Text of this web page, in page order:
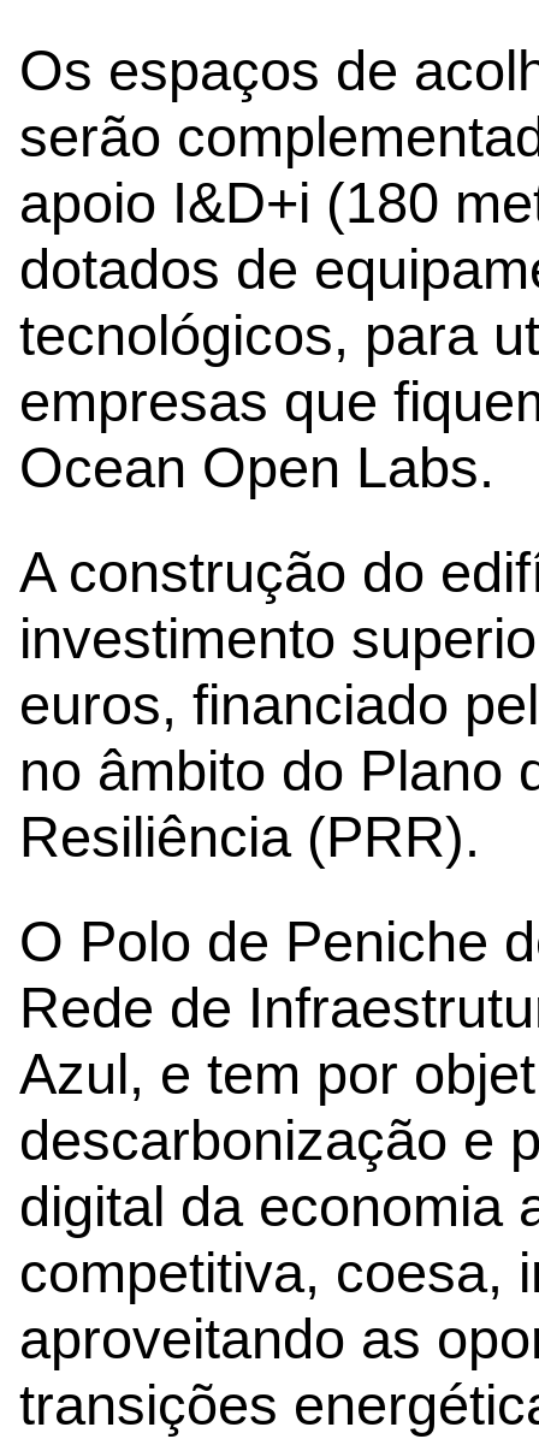
Os espaços de
serão
apoio I&D+i (180
dotados de
tecnológicos, para
empresas que
Ocean Open Labs.
A construção do
investimento
euros, financiado
no âmbito do Plano
Resiliência (PRR).
O Polo de Peniche
Rede de
Azul, e tem por
descarbonização e
digital da economia
competitiva, coesa,
aproveitando as
transições